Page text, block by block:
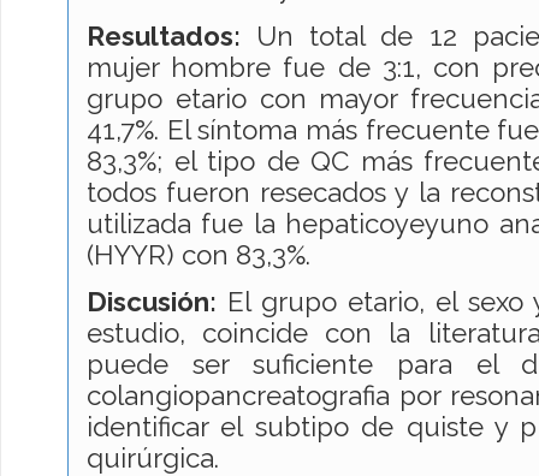
Resultados: Un total de 12
mujer hombre fue de 3:1, con
grupo etario con mayor
41,7%. El síntoma más frecuente
83,3%; el tipo de QC más
todos fueron resecados y la
utilizada fue la hepaticoyeyuno
(HYYR) con 83,3%.
Discusión: El grupo etario, el
estudio, coincide con la
puede ser suficiente para el
colangiopancreatografia por
identificar el subtipo de quiste y
quirúrgica.